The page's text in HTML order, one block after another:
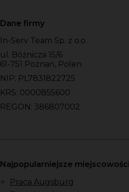
Dane firmy
In-Serv Team Sp. z o.o.
ul. Bóżnicza 15/6
61-751 Poznań, Polen
NIP: PL7831822725
KRS: 0000855600
REGON: 386807002
Najpopularniejsze
Praca Augsburg